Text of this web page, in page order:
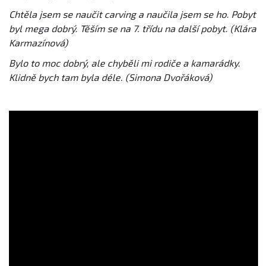
Chtěla jsem se naučit carving a naučila jsem se ho. Pobyt
byl mega dobrý. Těším se na 7. třídu na další pobyt. (Klára
Karmazínová)
Bylo to moc dobrý, ale chyběli mi rodiče a kamarádky.
Klidně bych tam byla déle. (Simona Dvořáková)